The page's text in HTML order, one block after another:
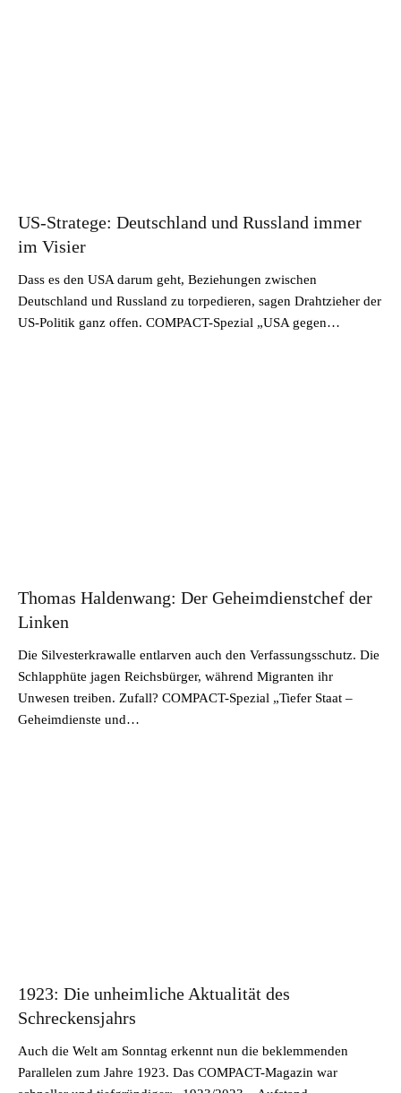
US-Stratege: Deutschland und Russland immer
im Visier
Dass es den USA darum geht, Beziehungen zwischen
Deutschland und Russland zu torpedieren, sagen Drahtzieher der
US-Politik ganz offen. COMPACT-Spezial „USA gegen…
Thomas Haldenwang: Der Geheimdienstchef der
Linken
Die Silvesterkrawalle entlarven auch den Verfassungsschutz. Die
Schlapphüte jagen Reichsbürger, während Migranten ihr
Unwesen treiben. Zufall? COMPACT-Spezial „Tiefer Staat –
Geheimdienste und…
1923: Die unheimliche Aktualität des
Schreckensjahrs
Auch die Welt am Sonntag erkennt nun die beklemmenden
Parallelen zum Jahre 1923. Das COMPACT-Magazin war